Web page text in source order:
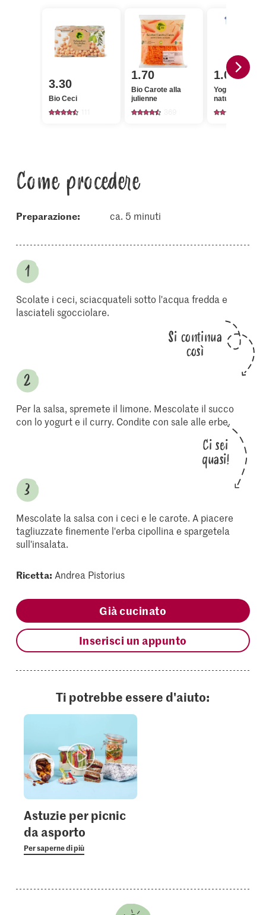
3.30
Bio Ceci
1.70
Bio Carote alla
julienne
1.05
Yogos Yogurt
naturale, greco
Come procedere
Preparazione: ca. 5 minuti
Scolate i ceci, sciacquateli sotto l'acqua fredda e
lasciateli sgocciolare.
Si continua
così
Per la salsa, spremete il limone. Mescolate il succo
con lo yogurt e il curry. Condite con sale alle erbe.
Ci sei
quasi!
Mescolate la salsa con i ceci e le carote. A piacere
tagliuzzate finemente l'erba cipollina e spargetela
sull'insalata.
Ricetta: Andrea Pistorius
Già cucinato
Inserisci un appunto
Ti potrebbe essere d'aiuto:
Astuzie per picnic
da asporto
Per saperne di più